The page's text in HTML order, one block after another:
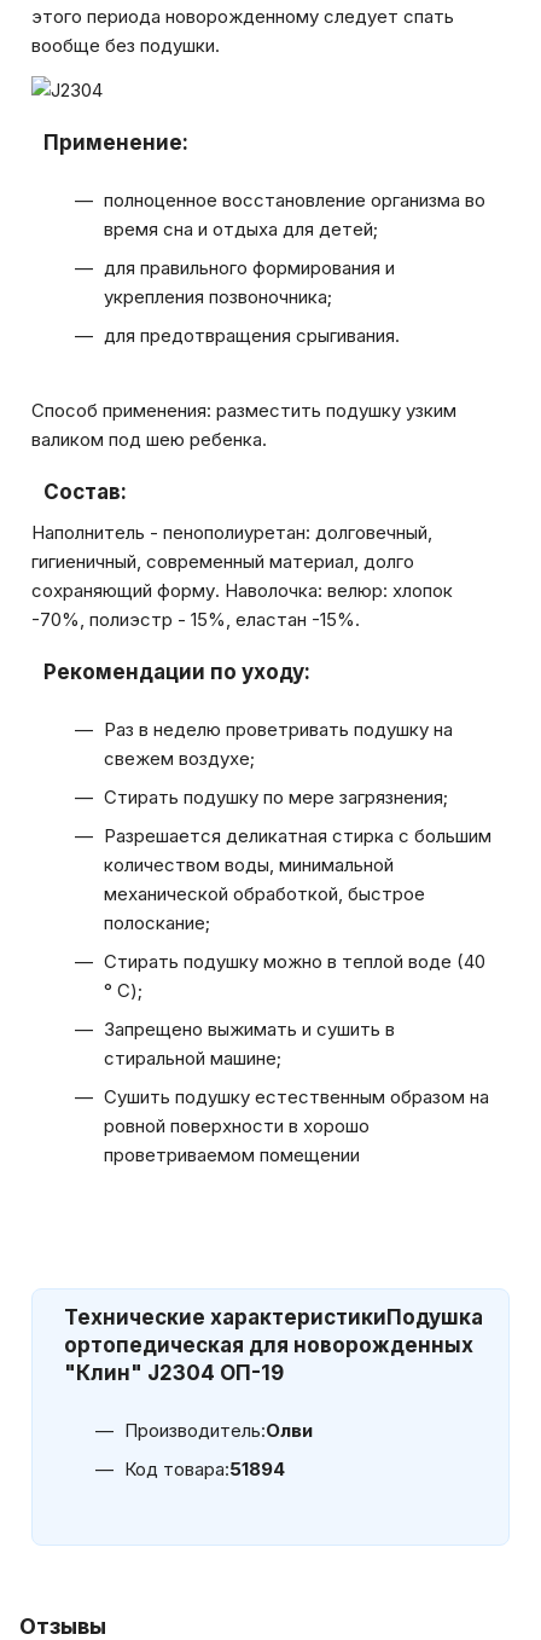
этого периода новорожденному следует спать
вообще без подушки.
Применение:
полноценное восстановление организма во
время сна и отдыха для детей;
для правильного формирования и
укрепления позвоночника;
для предотвращения срыгивания.
Способ применения: разместить подушку узким
валиком под шею ребенка.
Состав:
Наполнитель - пенополиуретан: долговечный,
гигиеничный, современный материал, долго
сохраняющий форму. Наволочка: велюр: хлопок
-70%, полиэстр - 15%, еластан -15%.
Рекомендации по уходу:
Раз в неделю проветривать подушку на
свежем воздухе;
Стирать подушку по мере загрязнения;
Разрешается деликатная стирка с большим
количеством воды, минимальной
механической обработкой, быстрое
полоскание;
Стирать подушку можно в теплой воде (40
° С);
Запрещено выжимать и сушить в
стиральной машине;
Сушить подушку естественным образом на
ровной поверхности в хорошо
проветриваемом помещении
Технические характеристикиПодушка
ортопедическая для новорожденных
"Клин" J2304 ОП-19
Производитель:Олви
Код товара:51894
Отзывы